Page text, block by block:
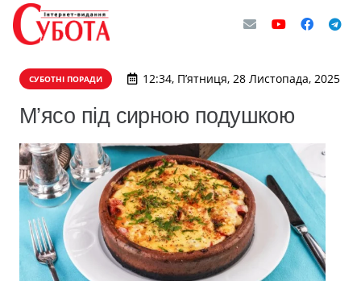
СУБОТНІ ПОРАДИ 12:34, П’ятниця, 28 Листопада, 2025
М’ясо під сирною подушкою